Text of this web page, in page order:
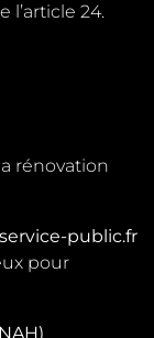
l’article 24.
rénovation
public.fr
pour